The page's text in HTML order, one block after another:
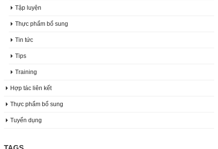
Tập luyện
Thực phẩm bổ sung
Tin tức
Tips
Training
Hợp tác liên kết
Thực phẩm bổ sung
Tuyển dụng